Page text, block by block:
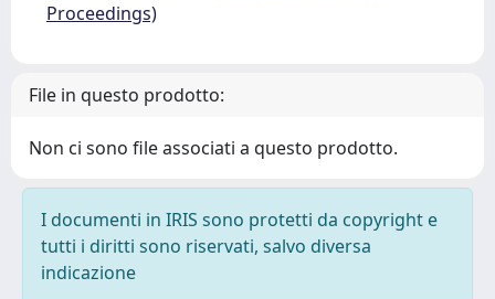
Proceedings)
File in questo prodotto:
Non ci sono file associati a questo prodotto.
I documenti in IRIS sono protetti da copyright e
tutti i diritti sono riservati, salvo diversa
indicazione